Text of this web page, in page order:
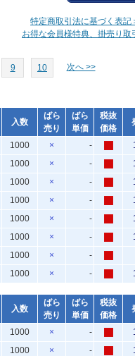
特定商取引法に基づく表記
お得な会員様特典、掛売り取
9 10 次へ >>
入数
ばら
売り
ばら
単価
税抜
価格
1000 × -
1000 × -
1000 × -
1000 × -
1000 × -
1000 × -
1000 × -
1000 × -
入数
ばら
売り
ばら
単価
税抜
価格
1000 × -
1000 × -